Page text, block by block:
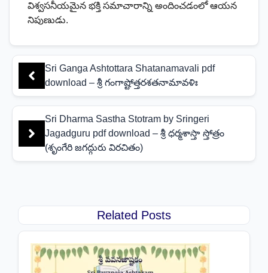
విశ్వసనీయమైన భక్తి సమాచారాన్ని అందించడంలో ఆయన
నిపుణుడు.
Sri Ganga Ashtottara Shatanamavali pdf
download – శ్రీ గంగాష్టోత్తరశతనామావళిః
Sri Dharma Sastha Stotram by Sringeri
Jagadguru pdf download – శ్రీ ధర్మశాస్తా స్తోత్రం
(శృంగేరి జగద్గురు విరచితం)
Related Posts